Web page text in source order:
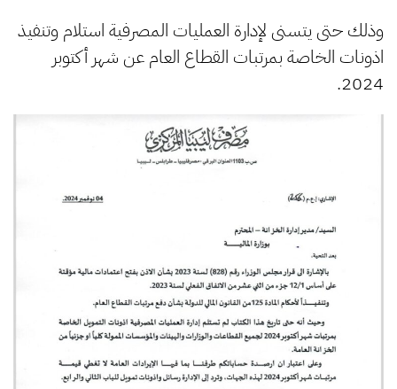
وذلك حتى يتسنى لإدارة العمليات المصرفية استلام وتنفيذ
اذونات الخاصة بمرتبات القطاع العام عن شهر أكتوبر
2024.